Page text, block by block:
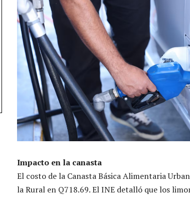
Impacto en la canasta
El costo de la Canasta Básica Alimentaria
la Rural en Q718.69. El INE detalló que los